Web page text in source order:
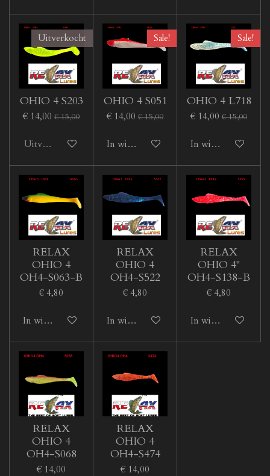
Uitverkocht
OHIO 4 S203
€ 14,00 € 15,00
Uitverkocht
Sale!
OHIO 4 S051
€ 14,00 € 15,00
In winkelwagen
Sale!
OHIO 4 L718
€ 14,00 € 15,00
In winkelwagen
RELAX
OHIO 4
OH4-S063-B
€ 4,80
In winkelwagen
RELAX
OHIO 4
OH4-S522
€ 4,80
In winkelwagen
RELAX
OHIO 4''
OH4-S138-B
€ 4,80
In winkelwagen
RELAX
OHIO 4
OH4-S068
€ 14,00
RELAX
OHIO 4
OH4-S474
€ 14,00